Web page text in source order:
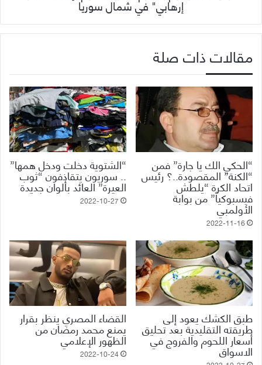
إرهابي" في شمال سوريا
مقالات ذات صلة
“الحكي الك يا جارة” فمن
“الكنة” المقصودة..؟ رئيس
اتحاد الكرة “يلطش
فيسبوكياً” من بوابة
الأولمبي
2022-11-16
“الشتوية دخلت ودخل همها”
.. سوريون يتقاذفون “ثوب
العيرة” العائد بألوان جديدة
2022-10-27
طبق الكشك يعود إلى
طريقته التقليدية بعد تحليق
أسعار اللحوم والفروج في
الاسواق
القضاء المصري ينظر بقرار
يمنع محمد رمضان من
الظهور الإعلامي
2022-10-24